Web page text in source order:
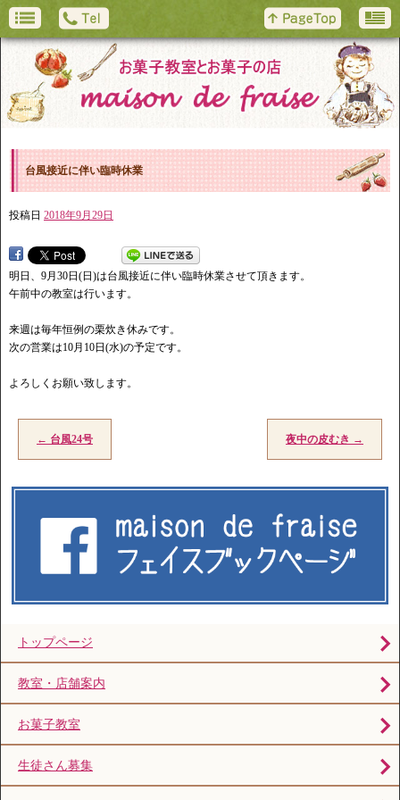
台風接近に伴い臨時休業
投稿日 2018年9月29日
明日、9月30日(日)は台風接近に伴い臨時休業させて頂きます。
午前中の教室は行います。
来週は毎年恒例の栗炊き休みです。
次の営業は10月10日(水)の予定です。
よろしくお願い致します。
← 台風24号 夜中の皮むき →
トップページ
教室・店舗案内
お菓子教室
生徒さん募集